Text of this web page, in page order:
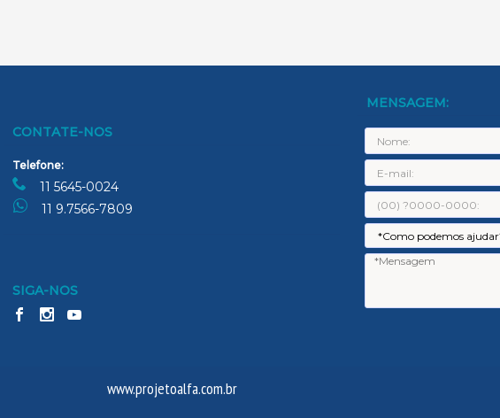
CONTATE-NOS
Telefone:
11 5645-0024
11 9.7566-7809
SIGA-NOS
MENSAGEM:
Nome:
E-
mail:
Telefone:
Assunto:
www.projetoalfa.com.br